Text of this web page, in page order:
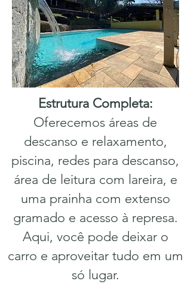
Estrutura Completa:
Oferecemos áreas de
descanso e relaxamento,
piscina, redes para descanso,
área de leitura com lareira, e
uma prainha com extenso
gramado e acesso à represa.
Aqui, você pode deixar o
carro e aproveitar tudo em um
só lugar.